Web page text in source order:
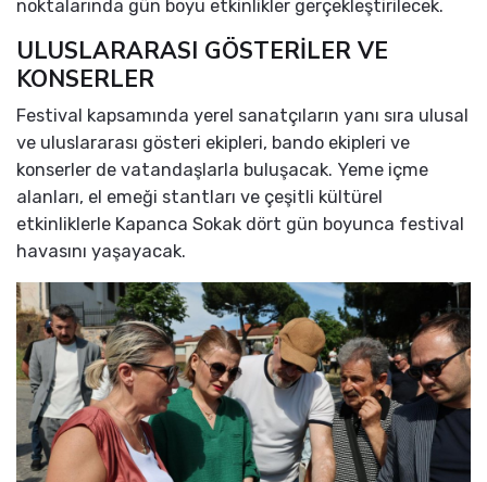
noktalarında gün boyu etkinlikler gerçekleştirilecek.
ULUSLARARASI GÖSTERİLER VE
KONSERLER
Festival kapsamında yerel sanatçıların yanı sıra ulusal
ve uluslararası gösteri ekipleri, bando ekipleri ve
konserler de vatandaşlarla buluşacak. Yeme içme
alanları, el emeği stantları ve çeşitli kültürel
etkinliklerle Kapanca Sokak dört gün boyunca festival
havasını yaşayacak.